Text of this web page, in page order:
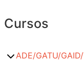
Cursos
ADE/GATU/